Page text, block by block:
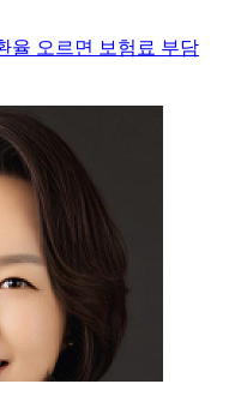
율 오르면 보험료 부담